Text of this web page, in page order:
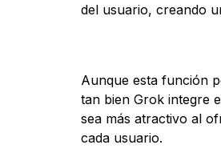
del usuario, creando
Aunque esta función
tan bien Grok integre
sea más atractivo al
cada usuario.